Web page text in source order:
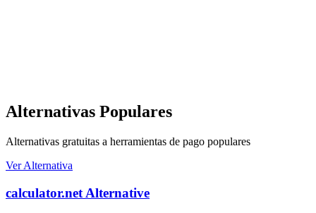
Alternativas Populares
Alternativas gratuitas a herramientas de pago populares
Ver Alternativa
calculator.net Alternative